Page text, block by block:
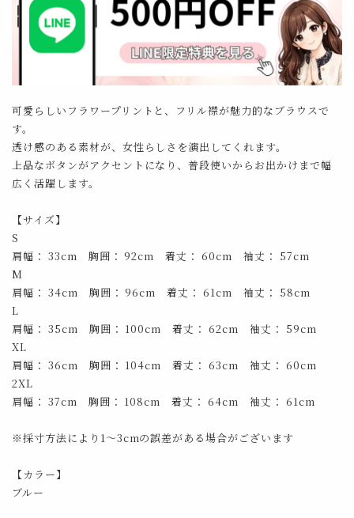
可愛らしいフラワープリントと、フリル襟が魅力的なブラウスで
す。
透け感のある素材が、女性らしさを演出してくれます。
上品なボタンがアクセントになり、普段使いからお出かけまで幅
広く活躍します。
【サイズ】
S
肩幅： 33cm 胸囲： 92cm 着丈： 60cm 袖丈： 57cm
M
肩幅： 34cm 胸囲： 96cm 着丈： 61cm 袖丈： 58cm
L
肩幅： 35cm 胸囲： 100cm 着丈： 62cm 袖丈： 59cm
XL
肩幅： 36cm 胸囲： 104cm 着丈： 63cm 袖丈： 60cm
2XL
肩幅： 37cm 胸囲： 108cm 着丈： 64cm 袖丈： 61cm
※採寸方法により1～3cmの誤差がある場合がございます
【カラー】
ブルー